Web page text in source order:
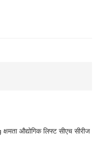
औद्योगिक लिफ्ट सीएच सीरीज